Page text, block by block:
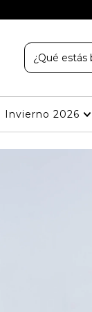
Invierno 2026